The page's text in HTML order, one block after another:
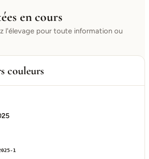
en cours
l'élevage pour toute information ou
couleurs
1